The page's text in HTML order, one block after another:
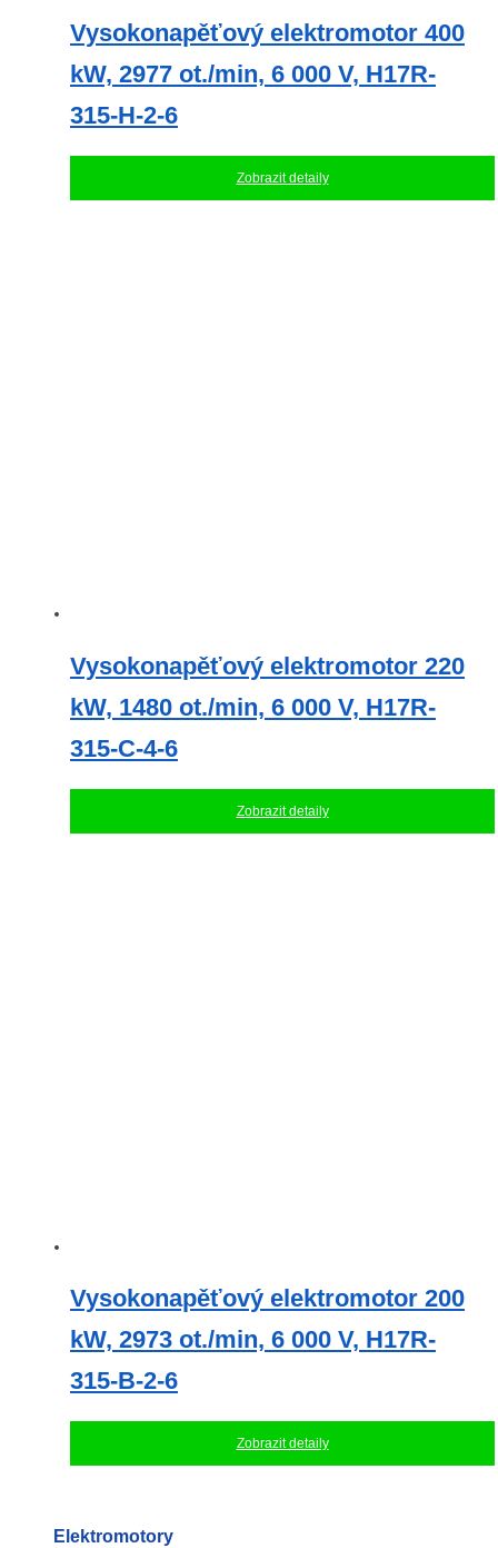
Vysokonapěťový elektromotor 400
kW, 2977 ot./min, 6 000 V, H17R-
315-H-2-6
Zobrazit detaily
Vysokonapěťový elektromotor 220
kW, 1480 ot./min, 6 000 V, H17R-
315-C-4-6
Zobrazit detaily
Vysokonapěťový elektromotor 200
kW, 2973 ot./min, 6 000 V, H17R-
315-B-2-6
Zobrazit detaily
Elektromotory